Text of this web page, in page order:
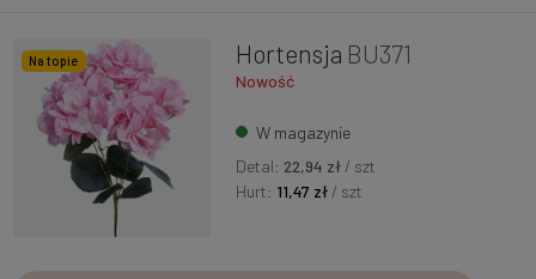
Na topie Hortensja BU371
Nowość
W magazynie
Detal: 22,94 zł / szt
Hurt: 11,47 zł / szt